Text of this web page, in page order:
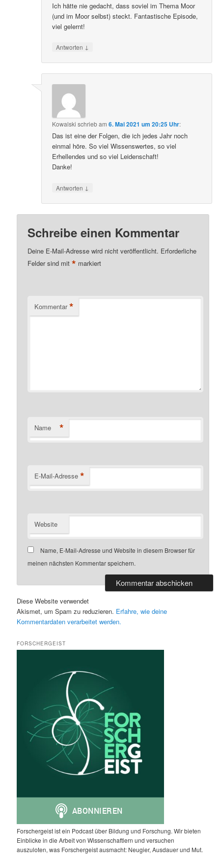
Ich hätte nie gedacht, dass soviel im Thema Moor
(und im Moor selbst) steckt. Fantastische Episode,
viel gelernt!
Antworten ↓
Kowalski schriebam6. Mai 2021 um 20:25 Uhr:
Das ist eine der Folgen, die ich jedes Jahr noch
einmal höre. So viel Wissenswertes, so viel
Erhellendes und so viel Leidenschaft!
Danke!
Antworten ↓
Schreibe einen Kommentar
Deine E-Mail-Adresse wird nicht veröffentlicht. Erforderliche
Felder sind mit* markiert
Kommentar *
Name *
E-Mail-Adresse *
Website
Name, E-Mail-Adresse und Website in diesem Browser für
meinen nächsten Kommentar speichern.
Diese Website verwendet
Akismet, um Spam zu reduzieren. Erfahre, wie deine
Kommentardaten verarbeitet werden.
FORSCHERGEIST
Forschergeist ist ein Podcast über Bildung und Forschung. Wir bieten
Einblicke in die Arbeit von Wissenschaftlern und versuchen
auszuloten, was Forschergeist ausmacht: Neugier, Ausdauer und Mut.